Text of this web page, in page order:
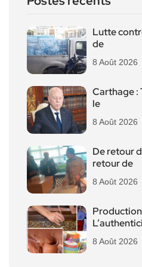
Lutte
de
8 Août 2026
Carthage :
le
8 Août 2026
De retour
retour de
8 Août 2026
8 Août 2026